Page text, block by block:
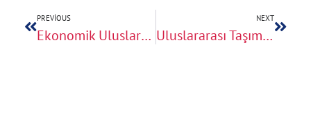
PREVIOUS
Ekonomik Uluslararası Taşımacılık
NEXT
Uluslararası Taşımacılıkta Paketleme ve Ambalajlama Standartları